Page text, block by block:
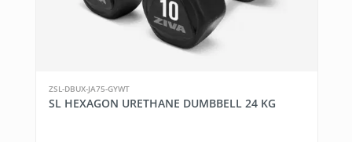
ZSL-DBUX-JA75-GYWT
SL HEXAGON URETHANE DUMBBELL 24 KG